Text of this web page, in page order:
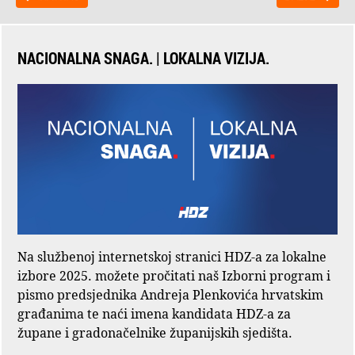
NACIONALNA SNAGA. | LOKALNA VIZIJA.
Na službenoj internetskoj stranici HDZ-a za lokalne
izbore 2025. možete pročitati naš Izborni program i
pismo predsjednika Andreja Plenkovića hrvatskim
građanima te naći imena kandidata HDZ-a za
župane i gradonačelnike županijskih sjedišta.